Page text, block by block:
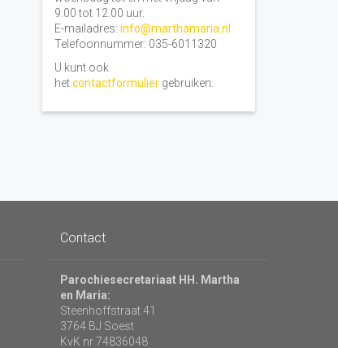
9.00 tot 12.00 uur.
E-mailadres: info@marthamaria.nl
Telefoonnummer: 035-6011320
U kunt ook
hetcontactformuliergebruiken.
Contact
Parochiesecretariaat HH. Martha
en Maria:
Steenhoffstraat 41
3764 BJ Soest
KvK nr 74836048